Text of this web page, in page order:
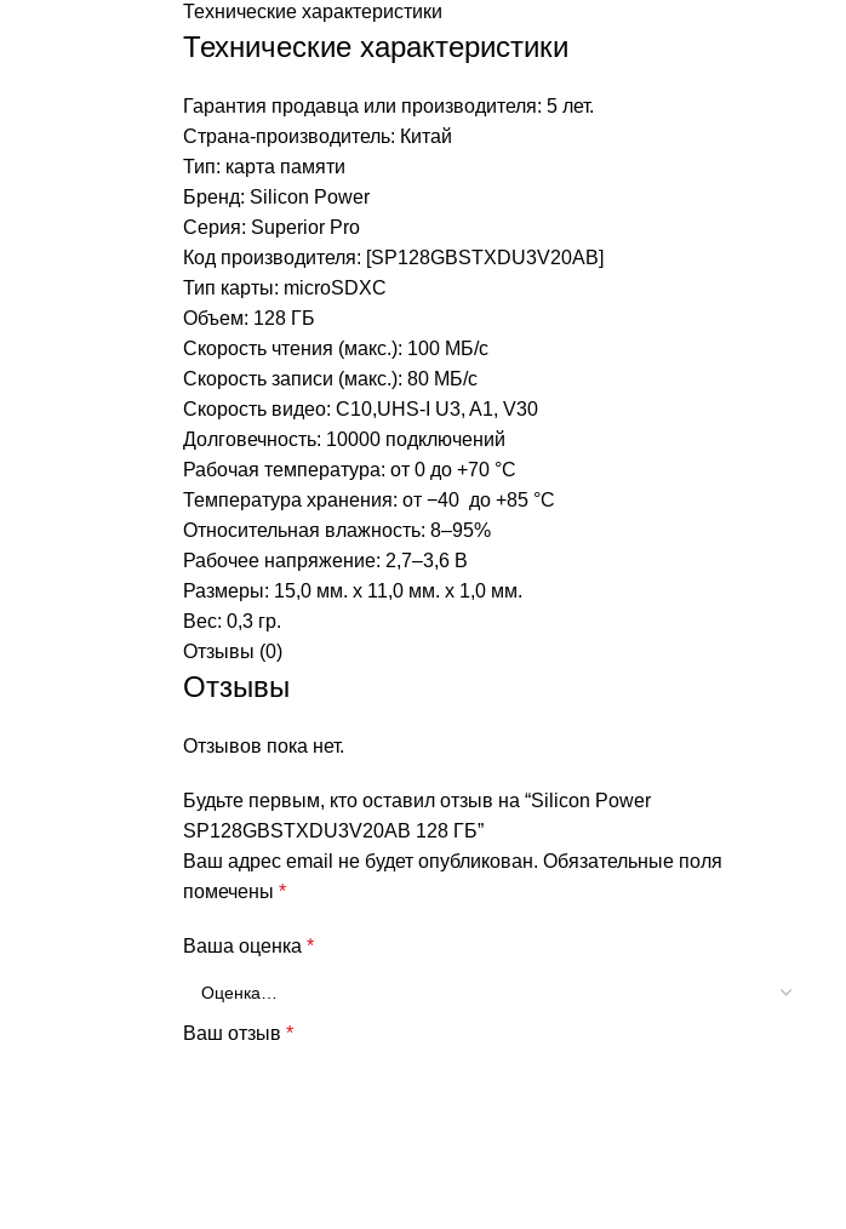
Технические характеристики
Технические характеристики
Гарантия продавца или производителя: 5 лет.
Страна-производитель: Китай
Тип: карта памяти
Бренд: Silicon Power
Серия: Superior Pro
Код производителя: [SP128GBSTXDU3V20AB]
Тип карты: microSDXC
Объем: 128 ГБ
Скорость чтения (макс.): 100 МБ/с
Скорость записи (макс.): 80 МБ/с
Скорость видео: C10,UHS-I U3, A1, V30
Долговечность: 10000 подключений
Рабочая температура: от 0 до +70 °C
Температура хранения: от −40 до +85 °C
Относительная влажность: 8–95%
Рабочее напряжение: 2,7–3,6 В
Размеры: 15,0 мм. x 11,0 мм. x 1,0 мм.
Вес: 0,3 гр.
Отзывы (0)
Отзывы
Отзывов пока нет.
Будьте первым, кто оставил отзыв на “Silicon Power
SP128GBSTXDU3V20AB 128 ГБ”
Ваш адрес email не будет опубликован. Обязательные поля
помечены *
Ваша оценка *
Ваш отзыв *